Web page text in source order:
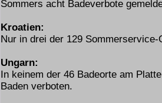
Sommers acht Badeverbote
Kroatien:
Nur in drei der 129
Ungarn:
In keinem der 46 Badeorte am
Baden verboten.